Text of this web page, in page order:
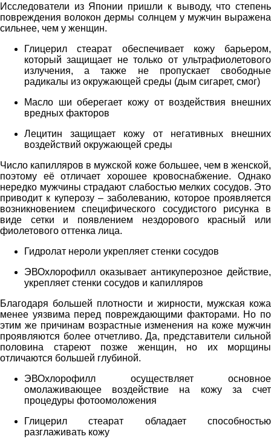
Исследователи из Японии пришли к выводу, что степень
повреждения волокон дермы солнцем у мужчин выражена
сильнее, чем у женщин.
Глицерил стеарат обеспечивает кожу барьером,
который защищает не только от ультрафиолетового
излучения, а также не пропускает свободные
радикалы из окружающей среды (дым сигарет, смог)
Масло ши оберегает кожу от воздействия внешних
вредных факторов
Лецитин защищает кожу от негативных внешних
воздействий окружающей среды
Число капилляров в мужской коже большее, чем в женской,
поэтому её отличает хорошее кровоснабжение. Однако
нередко мужчины страдают слабостью мелких сосудов. Это
приводит к куперозу – заболеванию, которое проявляется
возникновением специфического сосудистого рисунка в
виде сетки и появлением нездорового красный или
фиолетового оттенка лица.
Гидролат нероли укрепляет стенки сосудов
ЭВОхлорофилл оказывает антикуперозное действие,
укрепляет стенки сосудов и капилляров
Благодаря большей плотности и жирности, мужская кожа
менее уязвима перед повреждающими факторами. Но по
этим же причинам возрастные изменения на коже мужчин
проявляются более отчетливо. Да, представители сильной
половина стареют позже женщин, но их морщины
отличаются большей глубиной.
ЭВОхлорофилл осуществляет основное
омолаживающее воздействие на кожу за счет
процедуры фотоомоложения
Глицерил стеарат обладает способностью
разглаживать кожу